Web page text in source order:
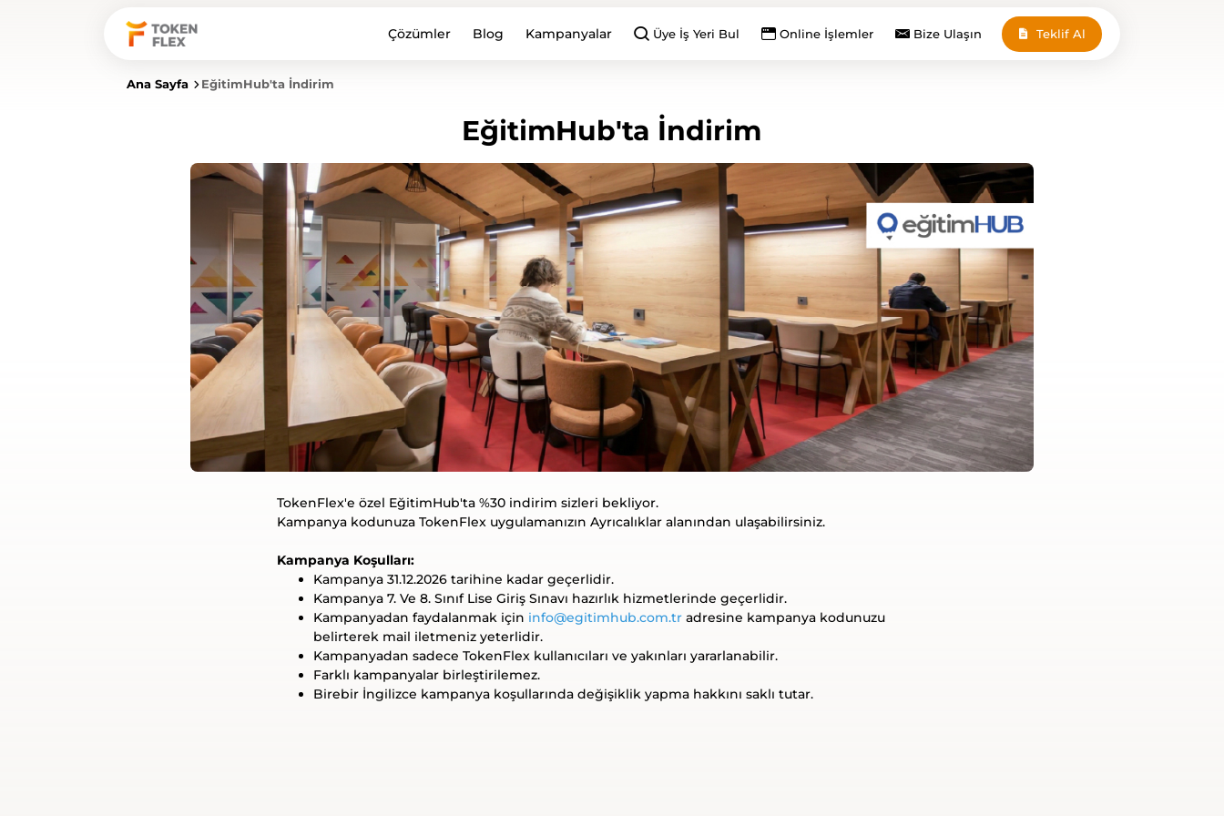
Çözümler Blog Kampanyalar Üye İş Yeri Bul Online İşlemler Bize Ulaşın Teklif Al
Ana Sayfa EğitimHub'ta İndirim
EğitimHub'ta İndirim
TokenFlex'e özel EğitimHub'ta %30 indirim sizleri bekliyor.
Kampanya kodunuza TokenFlex uygulamanızın Ayrıcalıklar alanından ulaşabilirsiniz.
Kampanya Koşulları:
Kampanya 31.12.2026 tarihine kadar geçerlidir.
Kampanya 7. Ve 8. Sınıf Lise Giriş Sınavı hazırlık hizmetlerinde geçerlidir.
Kampanyadan faydalanmak için info@egitimhub.com.tr adresine kampanya kodunuzu
belirterek mail iletmeniz yeterlidir.
Kampanyadan sadece TokenFlex kullanıcıları ve yakınları yararlanabilir.
Farklı kampanyalar birleştirilemez.
Birebir İngilizce kampanya koşullarında değişiklik yapma hakkını saklı tutar.